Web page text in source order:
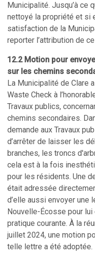
Municipalité. Jusqu’à ce
nettoyé la propriété et si
satisfaction de la
reporter l’attribution de
12.2 Motion pour
sur les chemins
La Municipalité de Clare
Waste Check à
Travaux publics,
chemins secondaires.
demande aux Travaux
d’arrêter de laisser les
branches, les troncs
cela est à la fois
pour les résidents. Une
était adressée
d’elle aussi envoyer une
Nouvelle-Écosse pour
pratique courante. À la
juillet 2024, une motion
telle lettre a été adoptée.